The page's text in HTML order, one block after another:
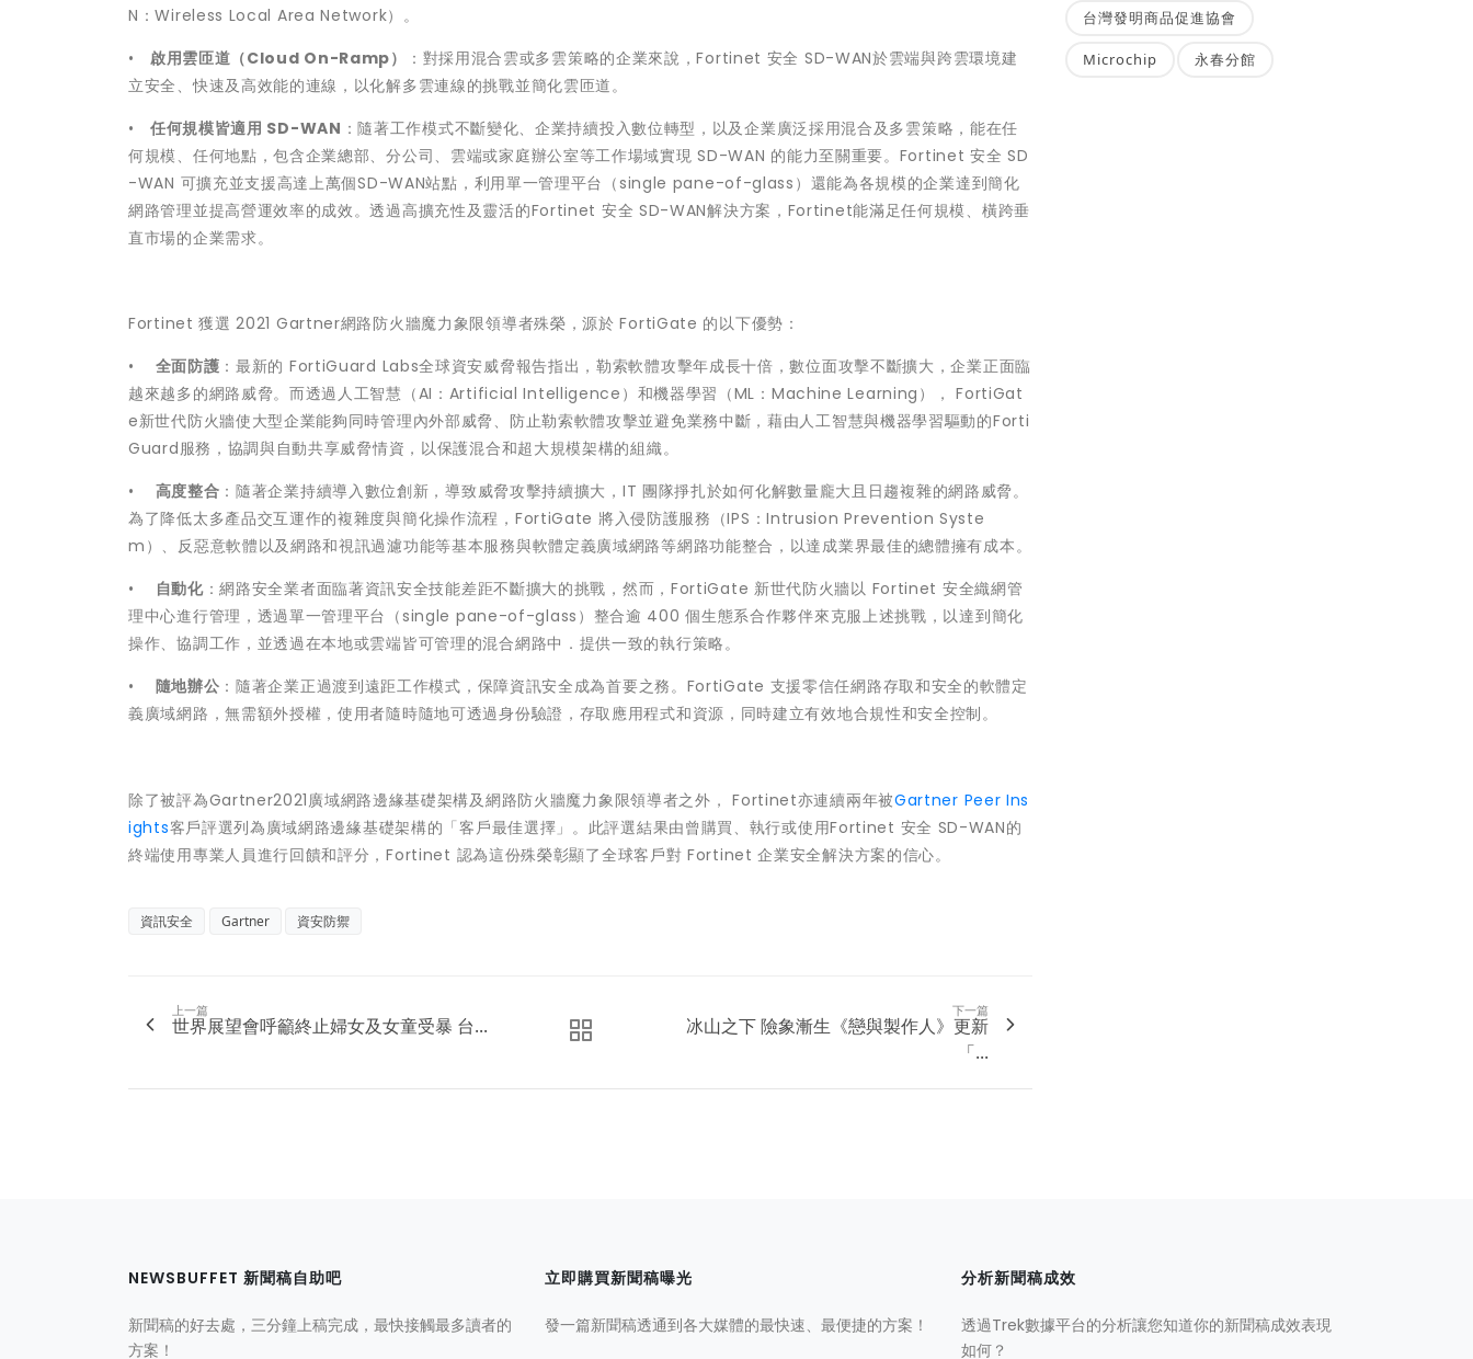
N：Wireless Local Area Network）。
• 啟用雲匝道（Cloud On-Ramp）
：對採用混合雲或多雲策略的企業來說，Fortinet 安全 SD-WAN於雲端與跨雲環境建
立安全、快速及高效能的連線，以化解多雲連線的挑戰並簡化雲匝道。
• 任何規模皆適用 SD-WAN ：隨著工作模式不斷變化、企業持續投入數位轉型，以及企業廣泛採用混合及多雲策略，能在任
何規模、任何地點，包含企業總部、分公司、雲端或家庭辦公室等工作場域實現 SD-WAN 的能力至關重要。Fortinet 安全 SD
-WAN 可擴充並支援高達上萬個SD-WAN站點，利用單一管理平台（single pane-of-glass）還能為各規模的企業達到簡化
網路管理並提高營運效率的成效。透過高擴充性及靈活的Fortinet 安全 SD-WAN解決方案，Fortinet能滿足任何規模、橫跨垂
直市場的企業需求。
Fortinet 獲選 2021 Gartner網路防火牆魔力象限領導者殊榮，源於 FortiGate 的以下優勢：
• 全面防護 ：最新的 FortiGuard Labs全球資安威脅報告指出，勒索軟體攻擊年成長十倍，數位面攻擊不斷擴大，企業正面臨
越來越多的網路威脅。而透過人工智慧（AI：Artificial Intelligence）和機器學習（ML：Machine Learning）， FortiGat
e新世代防火牆使大型企業能夠同時管理內外部威脅、防止勒索軟體攻擊並避免業務中斷，藉由人工智慧與機器學習驅動的Forti
Guard服務，協調與自動共享威脅情資，以保護混合和超大規模架構的組織。
• 高度整合 ：隨著企業持續導入數位創新，導致威脅攻擊持續擴大，IT 團隊掙扎於如何化解數量龐大且日趨複雜的網路威脅。
為了降低太多產品交互運作的複雜度與簡化操作流程，FortiGate 將入侵防護服務（IPS：Intrusion Prevention Syste
m）、反惡意軟體以及網路和視訊過濾功能等基本服務與軟體定義廣域網路等網路功能整合，以達成業界最佳的總體擁有成本。
•
自動化：網路安全業者面臨著資訊安全技能差距不斷擴大的挑戰，然而，FortiGate 新世代防火牆以 Fortinet 安全織網管
理中心進行管理，透過單一管理平台（single pane-of-glass）整合逾 400 個生態系合作夥伴來克服上述挑戰，以達到簡化
操作、協調工作，並透過在本地或雲端皆可管理的混合網路中．提供一致的執行策略。
• 隨地辦公 ：隨著企業正過渡到遠距工作模式，保障資訊安全成為首要之務。FortiGate 支援零信任網路存取和安全的軟體定
義廣域網路，無需額外授權，使用者隨時隨地可透過身份驗證，存取應用程式和資源，同時建立有效地合規性和安全控制。
除了被評為Gartner2021廣域網路邊緣基礎架構及網路防火牆魔力象限領導者之外， Fortinet亦連續兩年被Gartner Peer Ins
ights客戶評選列為廣域網路邊緣基礎架構的「客戶最佳選擇」。此評選結果由曾購買、執行或使用Fortinet 安全 SD-WAN的
終端使用專業人員進行回饋和評分，Fortinet 認為這份殊榮彰顯了全球客戶對 Fortinet 企業安全解決方案的信心。
資訊安全 Gartner 資安防禦
上一篇
世界展望會呼籲終止婦女及女童受暴 台...
下一篇
冰山之下 險象漸生《戀與製作人》更新
「...
台灣發明商品促進協會
Microchip 永春分館
NEWSBUFFET 新聞稿自助吧
新聞稿的好去處，三分鐘上稿完成，最快接觸最多讀者的
方案！
立即購買新聞稿曝光
發一篇新聞稿透通到各大媒體的最快速、最便捷的方案！
分析新聞稿成效
透過Trek數據平台的分析讓您知道你的新聞稿成效表現
如何？